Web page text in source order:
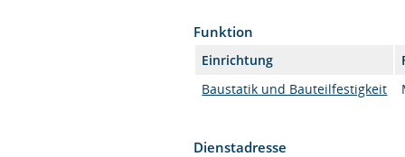
Funktion
Einrichtung
Baustatik und Bauteilfestigkeit
Dienstadresse